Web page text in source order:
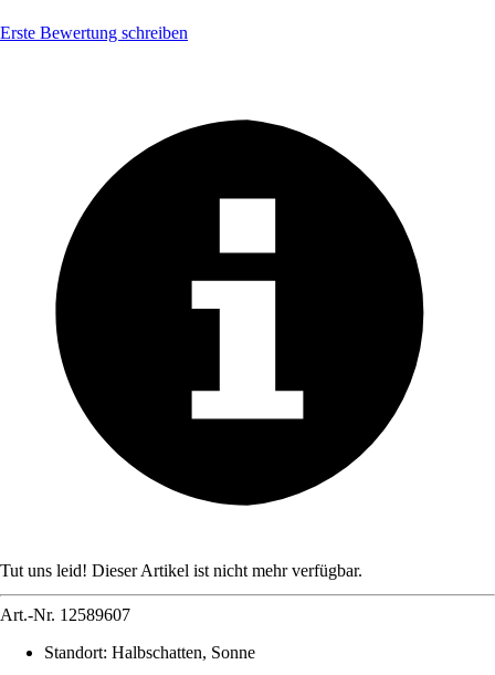
Erste Bewertung schreiben
Tut uns leid! Dieser Artikel ist nicht mehr verfügbar.
Art.-Nr. 12589607
Standort: Halbschatten, Sonne